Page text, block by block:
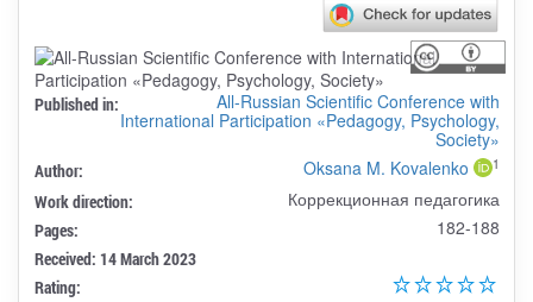
Published in:
All-Russian Scientific Conference with
International Participation «Pedagogy, Psychology,
Society»
Author: Oksana M. Kovalenko 1
Work direction: Коррекционная педагогика
Pages: 182-188
Received: 14 March 2023
Rating: